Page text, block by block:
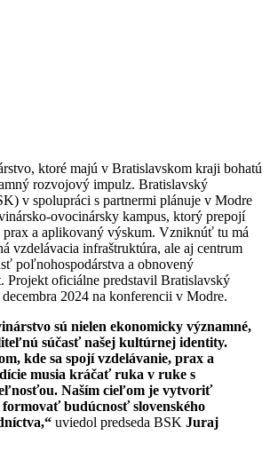
ktoré majú v Bratislavskom kraji bohatú
rozvojový impulz. Bratislavský
v spolupráci s partnermi plánuje v Modre
ovocinársky kampus, ktorý prepojí
prax a aplikovaný výskum. Vzniknúť tu má
vzdelávacia infraštruktúra, ale aj centrum
poľnohospodárstva a obnovený
Projekt oficiálne predstavil Bratislavský
2024 na konferencii v Modre.
sú nielen ekonomicky významné,
súčasť našej kultúrnej identity.
kde sa spojí vzdelávanie, prax a
musia kráčať ruka v ruke s
Naším cieľom je vytvoriť
budúcnosť slovenského
uviedol predseda BSK Juraj